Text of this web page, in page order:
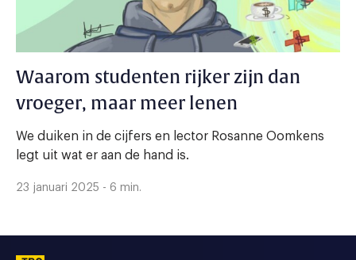
Waarom studenten rijker zijn dan
vroeger, maar meer lenen
We duiken in de cijfers en lector Rosanne Oomkens
legt uit wat er aan de hand is.
23 januari 2025 - 6 min.